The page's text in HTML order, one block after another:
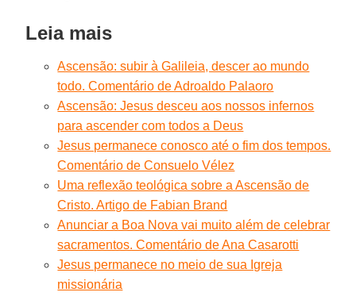
Leia mais
Ascensão: subir à Galileia, descer ao mundo
todo. Comentário de Adroaldo Palaoro
Ascensão: Jesus desceu aos nossos infernos
para ascender com todos a Deus
Jesus permanece conosco até o fim dos tempos.
Comentário de Consuelo Vélez
Uma reflexão teológica sobre a Ascensão de
Cristo. Artigo de Fabian Brand
Anunciar a Boa Nova vai muito além de celebrar
sacramentos. Comentário de Ana Casarotti
Jesus permanece no meio de sua Igreja
missionária